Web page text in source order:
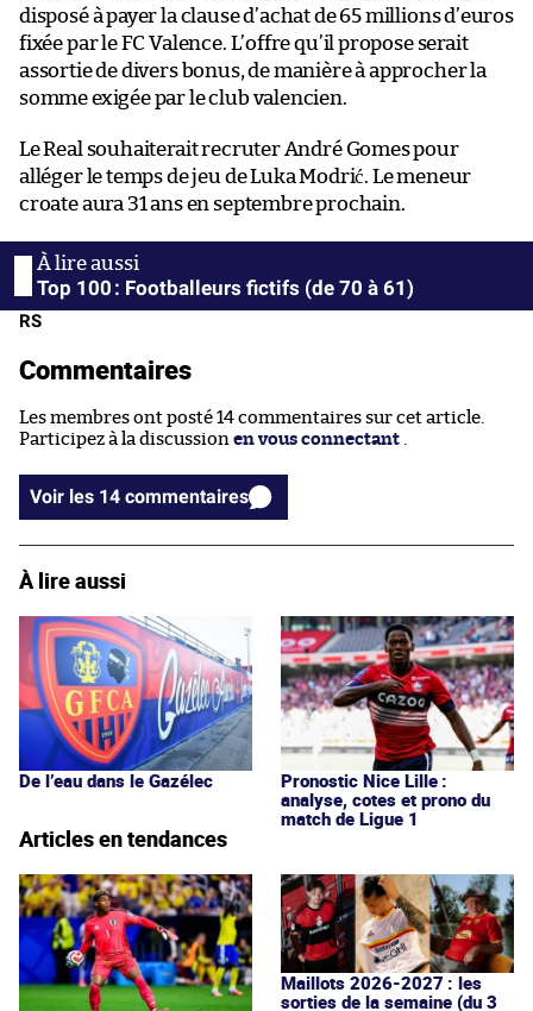
disposé à payer la clause d’achat de 65 millions d’euros
fixée par le FC Valence. L’offre qu’il propose serait
assortie de divers bonus, de manière à approcher la
somme exigée par le club valencien.
Le Real souhaiterait recruter André Gomes pour
alléger le temps de jeu de Luka Modrić. Le meneur
croate aura 31 ans en septembre prochain.
Top 100 : Footballeurs fictifs (de 70 à 61)
RS
Commentaires
Les membres ont posté 14 commentaires sur cet article.
Participez à la discussion en vous connectant
Voir les 14 commentaires
À lire aussi
De l’eau dans le Gazélec
Pronostic Nice Lille :
analyse, cotes et prono du
match de Ligue 1
Articles en tendances
Maillots 2026-2027 : les
sorties de la semaine (du 3